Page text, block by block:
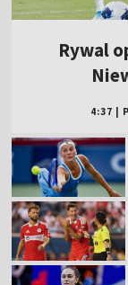
Rywal
4:37